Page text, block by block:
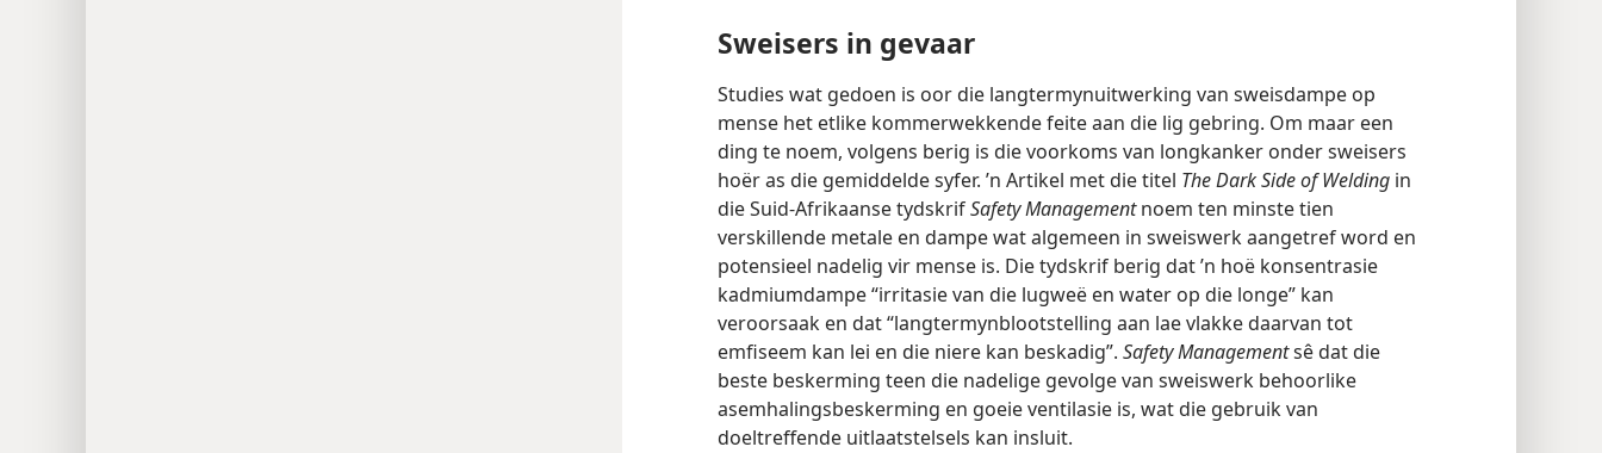
Sweisers in gevaar
Studies wat gedoen is oor die langtermynuitwerking van sweisdampe op
mense het etlike kommerwekkende feite aan die lig gebring. Om maar een
ding te noem, volgens berig is die voorkoms van longkanker onder sweisers
hoër as die gemiddelde syfer. ’n Artikel met die titel The Dark Side of Welding in
die Suid-Afrikaanse tydskrifSafety Managementnoem ten minste tien
verskillende metale en dampe wat algemeen in sweiswerk aangetref word en
potensieel nadelig vir mense is. Die tydskrif berig dat ’n hoë konsentrasie
kadmiumdampe “irritasie van die lugweë en water op die longe” kan
veroorsaak en dat “langtermynblootstelling aan lae vlakke daarvan tot
emfiseem kan lei en die niere kan beskadig”. Safety Managementsê dat die
beste beskerming teen die nadelige gevolge van sweiswerk behoorlike
asemhalingsbeskerming en goeie ventilasie is, wat die gebruik van
doeltreffende uitlaatstelsels kan insluit.